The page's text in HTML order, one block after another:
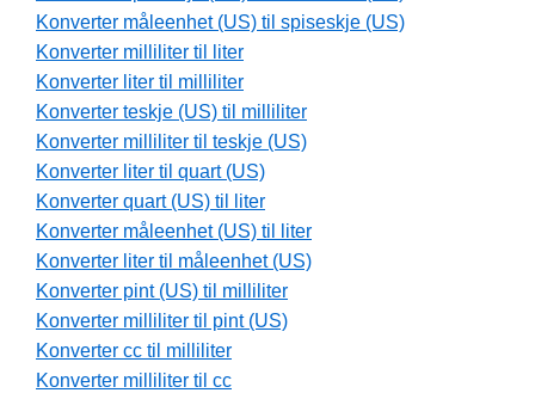
Konverter måleenhet (US) til spiseskje (US)
Konverter milliliter til liter
Konverter liter til milliliter
Konverter teskje (US) til milliliter
Konverter milliliter til teskje (US)
Konverter liter til quart (US)
Konverter quart (US) til liter
Konverter måleenhet (US) til liter
Konverter liter til måleenhet (US)
Konverter pint (US) til milliliter
Konverter milliliter til pint (US)
Konverter cc til milliliter
Konverter milliliter til cc